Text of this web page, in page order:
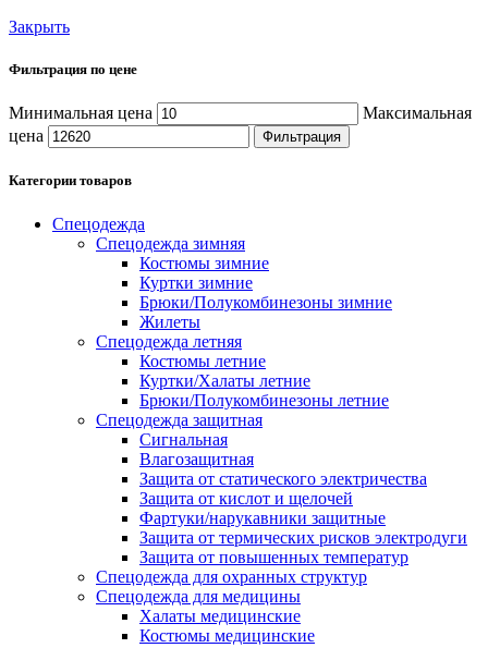
Закрыть
Фильтрация по цене
Минимальная цена
Максимальная
цена
Фильтрация
Категории товаров
Спецодежда
Спецодежда зимняя
Костюмы зимние
Куртки зимние
Брюки/Полукомбинезоны зимние
Жилеты
Спецодежда летняя
Костюмы летние
Куртки/Халаты летние
Брюки/Полукомбинезоны летние
Спецодежда защитная
Сигнальная
Влагозащитная
Защита от статического электричества
Защита от кислот и щелочей
Фартуки/нарукавники защитные
Защита от термических рисков электродуги
Защита от повышенных температур
Спецодежда для охранных структур
Спецодежда для медицины
Халаты медицинские
Костюмы медицинские